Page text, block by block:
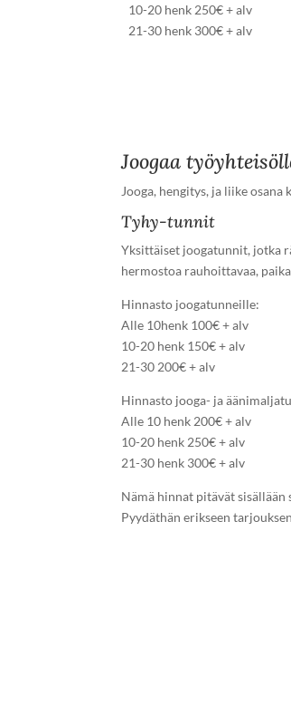
10-20 henk 250€ + alv
21-30 henk 300€ + alv
Joogaa
Jooga, hengitys, ja liike
Tyhy-tunnit
Yksittäiset joogatunnit, jotka
hermostoa rauhoittavaa,
Hinnasto joogatunneille:
Alle 10henk 100€ + alv
10-20 henk 150€ + alv
21-30 200€ + alv
Hinnasto jooga- ja
Alle 10 henk 200€ + alv
10-20 henk 250€ + alv
21-30 henk 300€ + alv
Nämä hinnat pitävät
Pyydäthän erikseen